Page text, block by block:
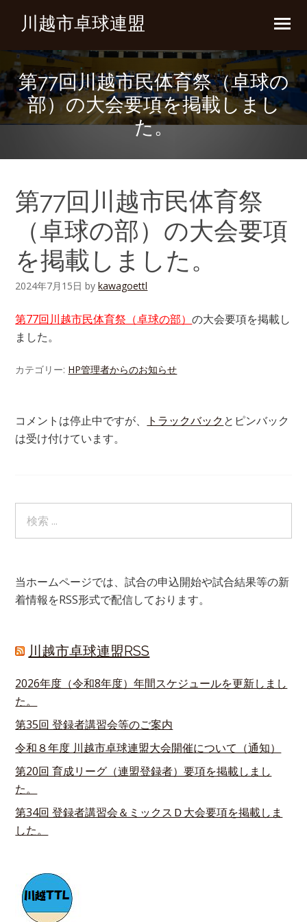
川越市卓球連盟
第77回川越市民体育祭（卓球の
部）の大会要項を掲載しまし
た。
第77回川越市民体育祭
（卓球の部）の大会要項
を掲載しました。
2024年7月15日 bykawagoettl
第77回川越市民体育祭（卓球の部）の大会要項を掲載し
ました。
カテゴリー: HP管理者からのお知らせ
コメントは停止中ですが、 トラックバックとピンバック
は受け付けています。
当ホームページでは、試合の申込開始や試合結果等の新
着情報をRSS形式で配信しております。
川越市卓球連盟RSS
2026年度（令和8年度）年間スケジュールを更新しまし
た。
第35回 登録者講習会等のご案内
令和８年度 川越市卓球連盟大会開催について（通知）
第20回 育成リーグ（連盟登録者）要項を掲載しまし
た。
第34回 登録者講習会＆ミックスＤ大会要項を掲載しま
した。